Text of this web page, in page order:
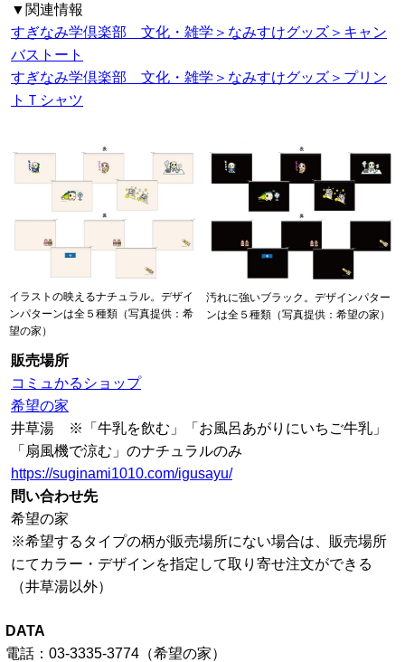
▼関連情報
すぎなみ学倶楽部 文化・雑学＞なみすけグッズ＞キャン
バストート
すぎなみ学倶楽部 文化・雑学＞なみすけグッズ＞プリン
トＴシャツ
販売場所
コミュかるショップ
希望の家
井草湯 ※「牛乳を飲む」「お風呂あがりにいちご牛乳」
「扇風機で涼む」のナチュラルのみ
https://suginami1010.com/igusayu/
問い合わせ先
希望の家
※希望するタイプの柄が販売場所にない場合は、販売場所
にてカラー・デザインを指定して取り寄せ注文ができる
（井草湯以外）
イラストの映えるナチュラル。デザイ
ンパターンは全５種類（写真提供：希
望の家）
汚れに強いブラック。デザインパター
ンは全５種類（写真提供：希望の家）
DATA
電話：03-3335-3774（希望の家）